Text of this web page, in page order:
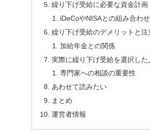
繰り下げ受給に必要な資金計画
iDeCoやNISAとの組み合わせ
繰り下げ受給のデメリットと注
加給年金との関係
実際に繰り下げ受給を選択した
専門家への相談の重要性
あわせて読みたい
まとめ
運営者情報